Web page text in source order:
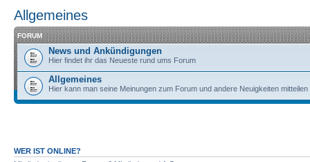
Allgemeines
FORUM
News und Ankündigungen
Hier findet ihr das Neueste rund ums Forum
Allgemeines
Hier kann man seine Meinungen zum Forum und andere Neuigkeiten mitteilen
WER IST ONLINE?